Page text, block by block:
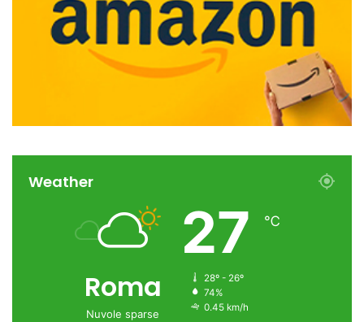
Weather
Roma
Nuvole sparse
27 ℃
28º - 26º
74%
0.45 km/h